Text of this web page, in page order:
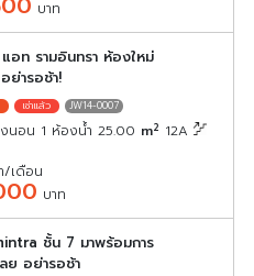
บาท
อท รามอินทรา ห้องใหม่
ย่ารอช้า!
JW14-0007
นอน 1 ห้องน้ำ 25.00 m2 12A
/เดือน
บาท
ชั้น 7 มาพร้อมการ
ย อย่ารอช้า